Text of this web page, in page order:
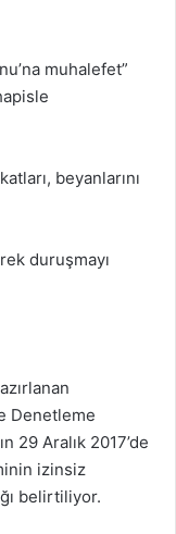
muhalefet”
beyanlarını
duruşmayı
Denetleme
29 Aralık 2017’de
izinsiz
belirtiliyor.